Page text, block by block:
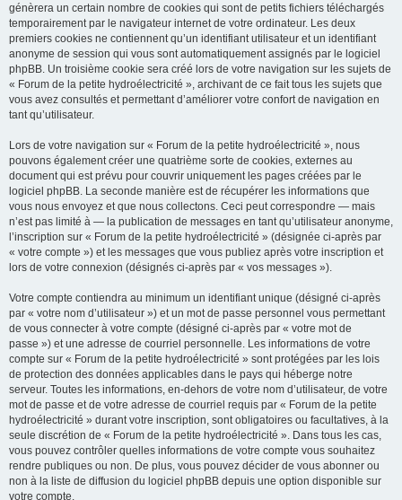
génèrera un certain nombre de cookies qui sont de petits fichiers téléchargés
temporairement par le navigateur internet de votre ordinateur. Les deux
premiers cookies ne contiennent qu’un identifiant utilisateur et un identifiant
anonyme de session qui vous sont automatiquement assignés par le logiciel
phpBB. Un troisième cookie sera créé lors de votre navigation sur les sujets de
« Forum de la petite hydroélectricité », archivant de ce fait tous les sujets que
vous avez consultés et permettant d’améliorer votre confort de navigation en
tant qu’utilisateur.
Lors de votre navigation sur « Forum de la petite hydroélectricité », nous
pouvons également créer une quatrième sorte de cookies, externes au
document qui est prévu pour couvrir uniquement les pages créées par le
logiciel phpBB. La seconde manière est de récupérer les informations que
vous nous envoyez et que nous collectons. Ceci peut correspondre — mais
n’est pas limité à — la publication de messages en tant qu’utilisateur anonyme,
l’inscription sur « Forum de la petite hydroélectricité » (désignée ci-après par
« votre compte ») et les messages que vous publiez après votre inscription et
lors de votre connexion (désignés ci-après par « vos messages »).
Votre compte contiendra au minimum un identifiant unique (désigné ci-après
par « votre nom d’utilisateur ») et un mot de passe personnel vous permettant
de vous connecter à votre compte (désigné ci-après par « votre mot de
passe ») et une adresse de courriel personnelle. Les informations de votre
compte sur « Forum de la petite hydroélectricité » sont protégées par les lois
de protection des données applicables dans le pays qui héberge notre
serveur. Toutes les informations, en-dehors de votre nom d’utilisateur, de votre
mot de passe et de votre adresse de courriel requis par « Forum de la petite
hydroélectricité » durant votre inscription, sont obligatoires ou facultatives, à la
seule discrétion de « Forum de la petite hydroélectricité ». Dans tous les cas,
vous pouvez contrôler quelles informations de votre compte vous souhaitez
rendre publiques ou non. De plus, vous pouvez décider de vous abonner ou
non à la liste de diffusion du logiciel phpBB depuis une option disponible sur
votre compte.